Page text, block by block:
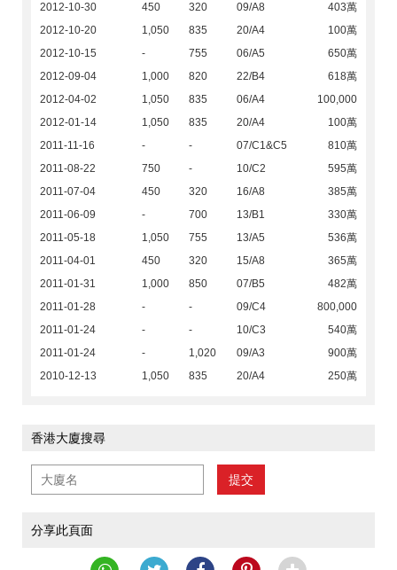
2012-10-30
450 320 09/A8
403萬
2012-10-20
1,050 835 20/A4
100萬
2012-10-15
- 755 06/A5
650萬
2012-09-04
1,000 820 22/B4
618萬
2012-04-02
1,050 835 06/A4
100,000
2012-01-14
1,050 835 20/A4
100萬
2011-11-16
- - 07/C1&C5
810萬
2011-08-22
750 - 10/C2
595萬
2011-07-04
450 320 16/A8
385萬
2011-06-09
- 700 13/B1
330萬
2011-05-18
1,050 755 13/A5
536萬
2011-04-01
450 320 15/A8
365萬
2011-01-31
1,000 850 07/B5
482萬
2011-01-28
- - 09/C4
800,000
2011-01-24
- - 10/C3
540萬
2011-01-24
- 1,020 09/A3
900萬
2010-12-13
1,050 835 20/A4 250萬
香港大廈搜尋
提交
分享此頁面